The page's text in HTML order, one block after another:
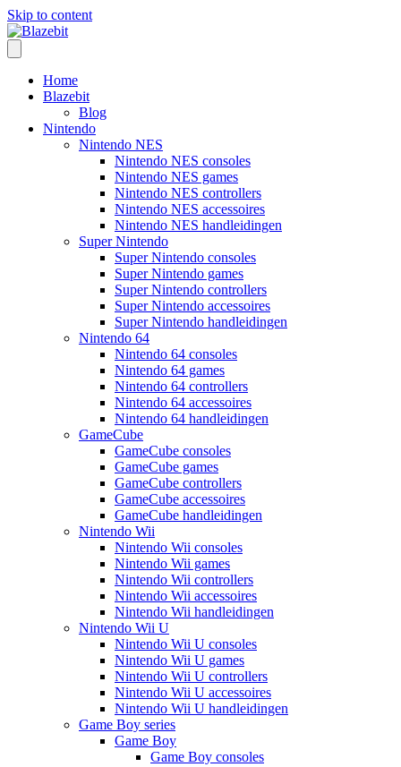
Skip to content
Home
Blazebit
Blog
Nintendo
Nintendo NES
Nintendo NES consoles
Nintendo NES games
Nintendo NES controllers
Nintendo NES accessoires
Nintendo NES handleidingen
Super Nintendo
Super Nintendo consoles
Super Nintendo games
Super Nintendo controllers
Super Nintendo accessoires
Super Nintendo handleidingen
Nintendo 64
Nintendo 64 consoles
Nintendo 64 games
Nintendo 64 controllers
Nintendo 64 accessoires
Nintendo 64 handleidingen
GameCube
GameCube consoles
GameCube games
GameCube controllers
GameCube accessoires
GameCube handleidingen
Nintendo Wii
Nintendo Wii consoles
Nintendo Wii games
Nintendo Wii controllers
Nintendo Wii accessoires
Nintendo Wii handleidingen
Nintendo Wii U
Nintendo Wii U consoles
Nintendo Wii U games
Nintendo Wii U controllers
Nintendo Wii U accessoires
Nintendo Wii U handleidingen
Game Boy series
Game Boy
Game Boy consoles